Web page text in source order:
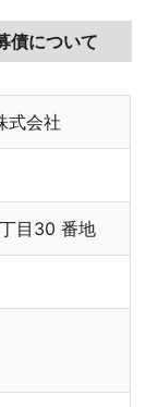
債について
式会社
目30 番地